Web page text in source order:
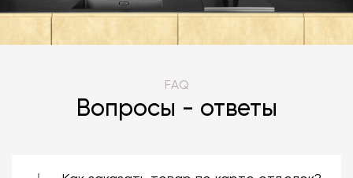
FAQ
Вопросы - ответы